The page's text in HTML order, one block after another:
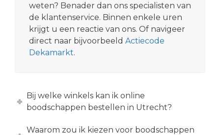
weten? Benader dan ons specialisten van
de klantenservice. Binnen enkele uren
krijgt u een reactie van ons. Of navigeer
direct naar bijvoorbeeld Actiecode
Dekamarkt.
Bij welke winkels kan ik online
boodschappen bestellen in Utrecht?
Waarom zou ik kiezen voor boodschappen